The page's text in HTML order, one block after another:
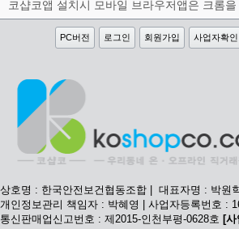
PC버전 로그인 회원가입 사업자확인
상호명 : 한국안전보건협동조합 | 대표자명 : 박원
개인정보관리 책임자 : 박혜영 | 사업자등록번호 :
통신판매업신고번호 : 제2015-인천부평-0628호 [